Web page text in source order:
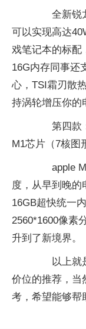
全新锐龙
可以实现高达
戏笔记本的标配
16G内存同事还
心，TSI霜刃散
持涡轮增压你的
第四款：
M1芯片（7核图
apple M1
度，从早到晚
16GB超快统一
2560*1600像素
升到了新境界。
以上就是
价位的推荐，当
考，希望能够帮